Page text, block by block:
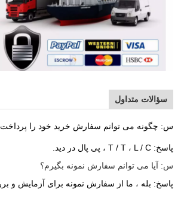
سؤالات متداول
س: چگونه می توانم سفارش خرید خود را پرداخت
پاسخ: T / T ، L / C ، پی پال در دید.
س: آیا می توانم سفارش نمونه بگیرم؟
پاسخ: بله ، ما از سفارش نمونه برای آزمایش و